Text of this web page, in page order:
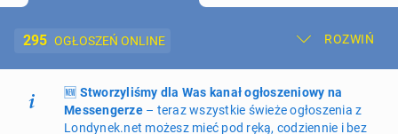
295 OGŁOSZEŃ ONLINE ROZWIŃ
Dodaj ogłoszenie Moje ogłoszenia
Oferta i cennik ogłoszeń
🆕 Stworzyliśmy dla Was kanał ogłoszeniowy na
Messengerze– teraz wszystkie świeże ogłoszenia z
Londynek.net możesz mieć pod ręką, codziennie i bez